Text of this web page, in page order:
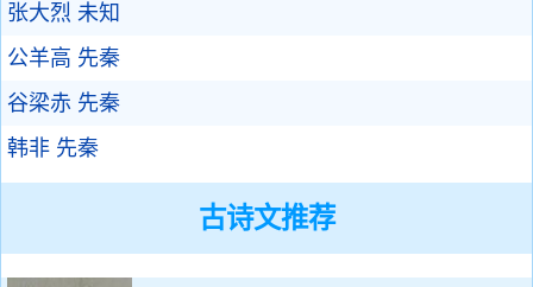
张大烈 未知
公羊高 先秦
谷梁赤 先秦
韩非 先秦
古诗文推荐